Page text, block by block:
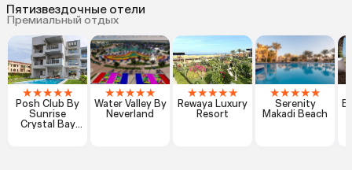
Пятизвездочные отели
Премиальный отдых
★★★★★
Posh Club By
Sunrise
Crystal Bay
★★★★★
Water Valley By
Neverland
★★★★★
Rewaya Luxury
Resort
★★★★★
Serenity
Makadi Beach